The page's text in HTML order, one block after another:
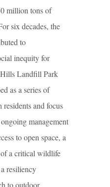
million tons of
six decades, the
to
inequity for
Landfill Park
as a series of
residents and focus
management
to open space, a
a critical wildlife
resiliency
to outdoor